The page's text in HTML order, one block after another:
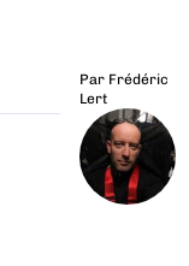
Par Frédéric
Lert